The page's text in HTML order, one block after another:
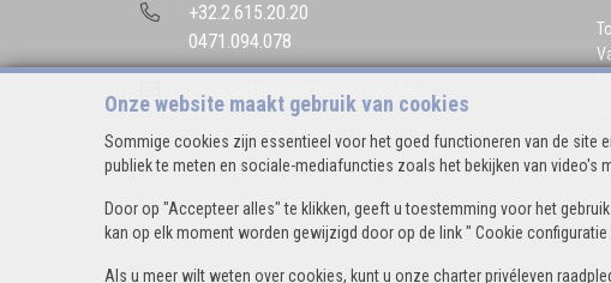
Onze website maakt gebruik van cookies
Sommige cookies zijn essentieel voor het goed functioneren van de site
publiek te meten en sociale-mediafuncties zoals het bekijken van video's
Door op "Accepteer alles" te klikken, geeft u toestemming voor het
kan op elk moment worden gewijzigd door op de link " Cookie configuratie
Als u meer wilt weten over cookies, kunt u onze charter privéleven
+32.2.615.20.20
0471.094.078
info@bettencourtrealestate.be
2